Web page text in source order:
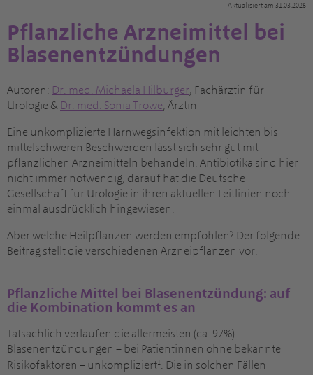
Aktualisiert am 31.03.2026
Pflanzliche Arzneimittel bei
Blasenentzündungen
Autoren: Dr. med. Michaela Hilburger, Fachärztin für
Urologie & Dr. med. Sonia Trowe, Ärztin
Eine unkomplizierte Harnwegsinfektion mit leichten bis
mittelschweren Beschwerden lässt sich sehr gut mit
pflanzlichen Arzneimitteln behandeln. Antibiotika sind hier
nicht immer notwendig, darauf hat die Deutsche
Gesellschaft für Urologie in ihren aktuellen Leitlinien noch
einmal ausdrücklich hingewiesen.
Aber welche Heilpflanzen werden empfohlen? Der folgende
Beitrag stellt die verschiedenen Arzneipflanzen vor.
Pflanzliche Mittel bei Blasenentzündung: auf
die Kombination kommt es an
Tatsächlich verlaufen die allermeisten (ca. 97%)
Blasenentzündungen – bei Patientinnen ohne bekannte
Risikofaktoren – unkompliziert1. Die in solchen Fällen